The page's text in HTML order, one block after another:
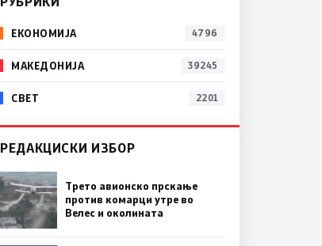
ЕКОНОМИЈА 4796
МАКЕДОНИЈА 39245
СВЕТ 2201
РЕДАКЦИСКИ ИЗБОР
Трето авионско прскање
против комарци утре во
Велес и околината